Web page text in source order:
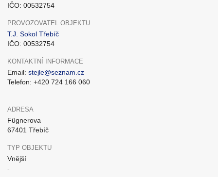
IČO: 00532754
PROVOZOVATEL OBJEKTU
T.J. Sokol Třebíč
IČO: 00532754
KONTAKTNÍ INFORMACE
Email: stejle@seznam.cz
Telefon: +420 724 166 060
ADRESA
Fügnerova
67401 Třebíč
TYP OBJEKTU
Vnější
-